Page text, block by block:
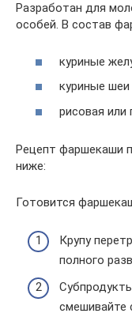
Разработан для
особей. В состав
куриные
куриные шеи
рисовая или
Рецепт фаршекаши
ниже:
Готовится
Крупу
полного
смешивайте